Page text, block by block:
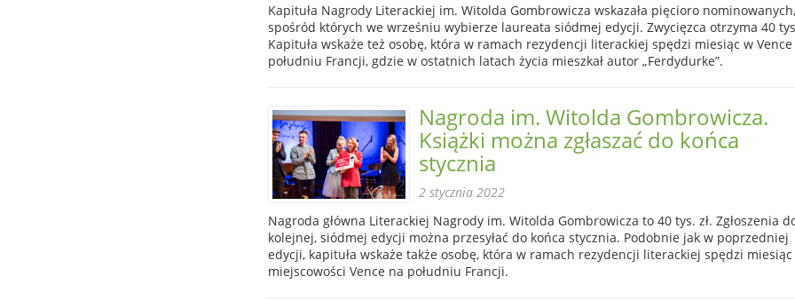
Kapituła Nagrody Literackiej im. Witolda Gombrowicza wskazała pięcioro nominowanych,
spośród których we wrześniu wybierze laureata siódmej edycji. Zwycięzca otrzyma 40
Kapituła wskaże też osobę, która w ramach rezydencji literackiej spędzi miesiąc w Vence
południu Francji, gdzie w ostatnich latach życia mieszkał autor „Ferdydurke”.
Nagroda im. Witolda Gombrowicza.
Książki można zgłaszać do końca
stycznia
2 stycznia 2022
Nagroda główna Literackiej Nagrody im. Witolda Gombrowicza to 40 tys. zł. Zgłoszenia
kolejnej, siódmej edycji można przesyłać do końca stycznia. Podobnie jak w poprzedniej
edycji, kapituła wskaże także osobę, która w ramach rezydencji literackiej spędzi
miejscowości Vence na południu Francji.